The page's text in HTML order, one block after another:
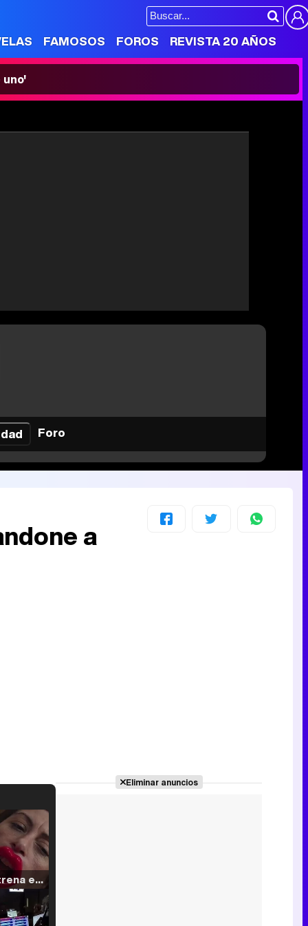
FAMOSOS FOROS REVISTA 20 AÑOS
Foro
a
Filmin estrena el tráiler de 'Millennial Mal', su nueva comedia universitaria de la mano de Lorena Iglesias
Eliminar anuncios